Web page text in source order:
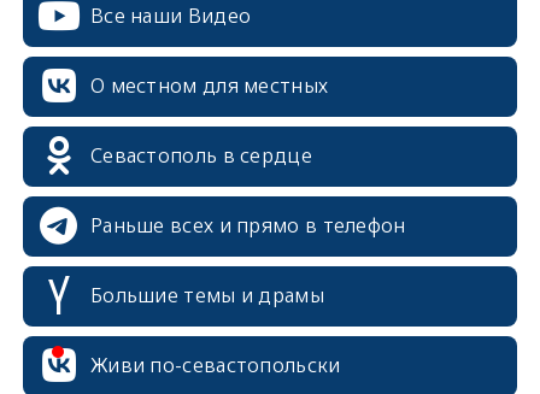
Все наши Видео
О местном для местных
Севастополь в сердце
Раньше всех и прямо в телефон
Большие темы и драмы
Живи по-севастопольски
erid: 2SDnjcrDNw6